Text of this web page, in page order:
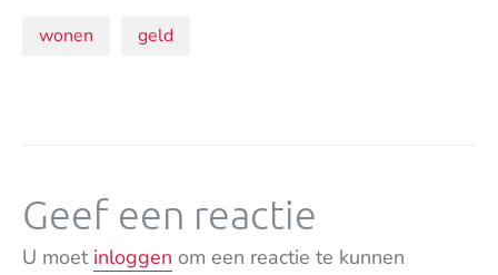
Onderwerpen:
wonen geld
Geef een reactie
U moet inloggen om een reactie te kunnen